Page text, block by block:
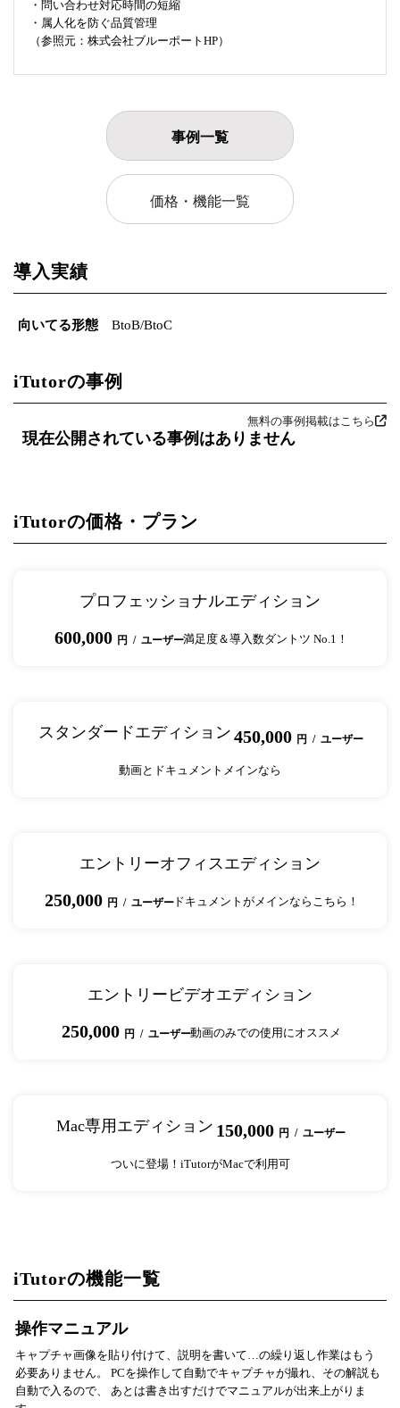
・問い合わせ対応時間の短縮
・属人化を防ぐ品質管理
（参照元：株式会社ブルーポートHP）
事例一覧
価格・機能一覧
導入実績
向いてる形態 BtoB/BtoC
iTutorの事例
無料の事例掲載はこちら
現在公開されている事例はありません
iTutorの価格・プラン
プロフェッショナルエディション
600,000 円 / ユーザー満足度＆導入数ダントツ No.1！
スタンダードエディション 450,000 円 / ユーザー
動画とドキュメントメインなら
エントリーオフィスエディション
250,000 円 / ユーザードキュメントがメインならこちら！
エントリービデオエディション
250,000 円 / ユーザー動画のみでの使用にオススメ
Mac専用エディション 150,000 円 / ユーザー
ついに登場！iTutorがMacで利用可
iTutorの機能一覧
操作マニュアル
キャプチャ画像を貼り付けて、説明を書いて…の繰り返し作業はもう
必要ありません。 PCを操作して自動でキャプチャが撮れ、その解説も
自動で入るので、 あとは書き出すだけでマニュアルが出来上がりま